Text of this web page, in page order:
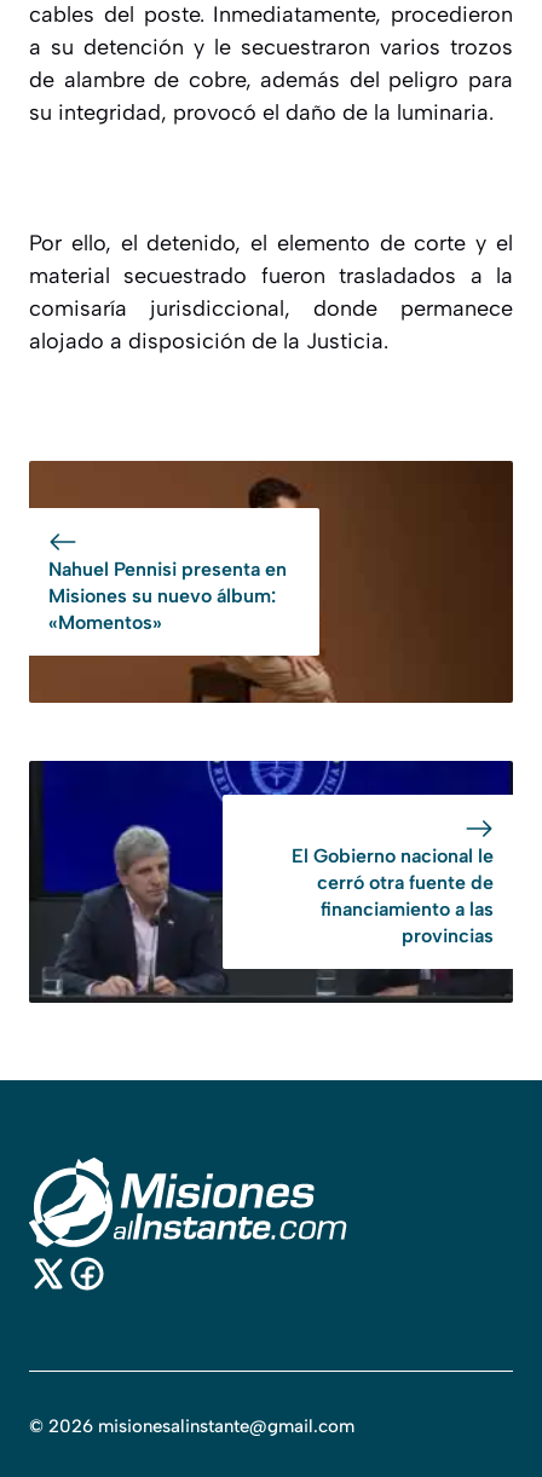
cables del poste. Inmediatamente, procedieron
a su detención y le secuestraron varios trozos
de alambre de cobre, además del peligro para
su integridad, provocó el daño de la luminaria.
Por ello, el detenido, el elemento de corte y el
material secuestrado fueron trasladados a la
comisaría jurisdiccional, donde permanece
alojado a disposición de la Justicia.
Nahuel Pennisi presenta en
Misiones su nuevo álbum:
«Momentos»
El Gobierno nacional le
cerró otra fuente de
financiamiento a las
provincias
© 2026 misionesalinstante@gmail.com